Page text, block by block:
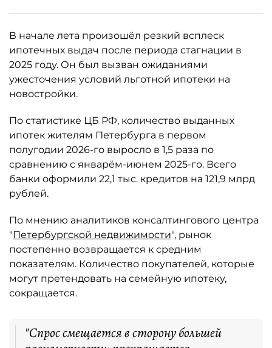
В начале лета произошёл резкий всплеск
ипотечных выдач после периода стагнации в
2025 году. Он был вызван ожиданиями
ужесточения условий льготной ипотеки на
новостройки.
По статистике ЦБ РФ, количество выданных
ипотек жителям Петербурга в первом
полугодии 2026-го выросло в 1,5 раза по
сравнению с январём-июнем 2025-го. Всего
банки оформили 22,1 тыс. кредитов на 121,9 млрд
рублей.
По мнению аналитиков консалтингового центра
"Петербургской недвижимости", рынок
постепенно возвращается к средним
показателям. Количество покупателей, которые
могут претендовать на семейную ипотеку,
сокращается.
"Спрос смещается в сторону большей